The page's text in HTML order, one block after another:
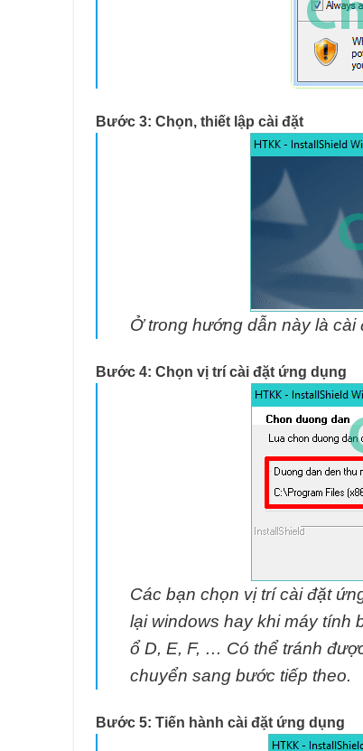
Bước 3: Chọn, thiết lập cài đặt
Ở trong hướng dẫn này là
Bước 4: Chọn vị trí cài đặt ứng dụng
Các bạn chọn vị trí cài đặt
lại windows hay khi máy tính
ổ D, E, F, … Có thể tránh
chuyển sang bước tiếp theo.
Bước 5: Tiến hành cài đặt ứng dụng